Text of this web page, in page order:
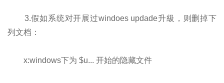
3.假如系统对开展过windoes updade升級，则删掉下
列文档：
x:windows下为 $u... 开始的隐藏文件